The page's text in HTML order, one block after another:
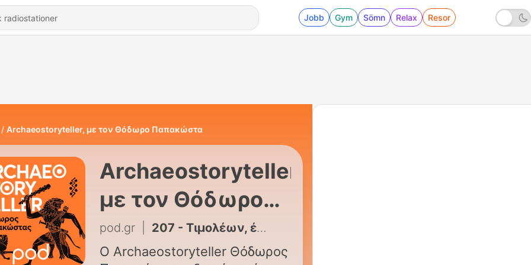
Jobb Gym Sömn Relax Resor
Archaeostoryteller, με τον Θόδωρο Παπακώστα
Archaeostoryteller,
με τον Θόδωρο
Παπακώστα
pod.gr 207 - Τιμολέων, ένας αλλά λέων
Ο Αrchaeostoryteller Θόδωρος